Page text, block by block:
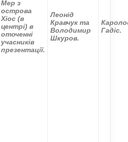
Мер з
острова
Хіос (в
центрі) в
оточенні
учасників
презентації.
Леонід
Кравчук та
Володимир
Шкуров.
Гадіс.